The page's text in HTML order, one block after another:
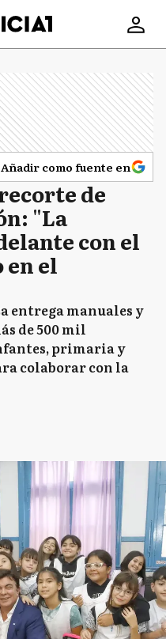
Añadir como fuente en
de
"La
con el
el
entrega manuales y
de 500 mil
primaria y
colaborar con la